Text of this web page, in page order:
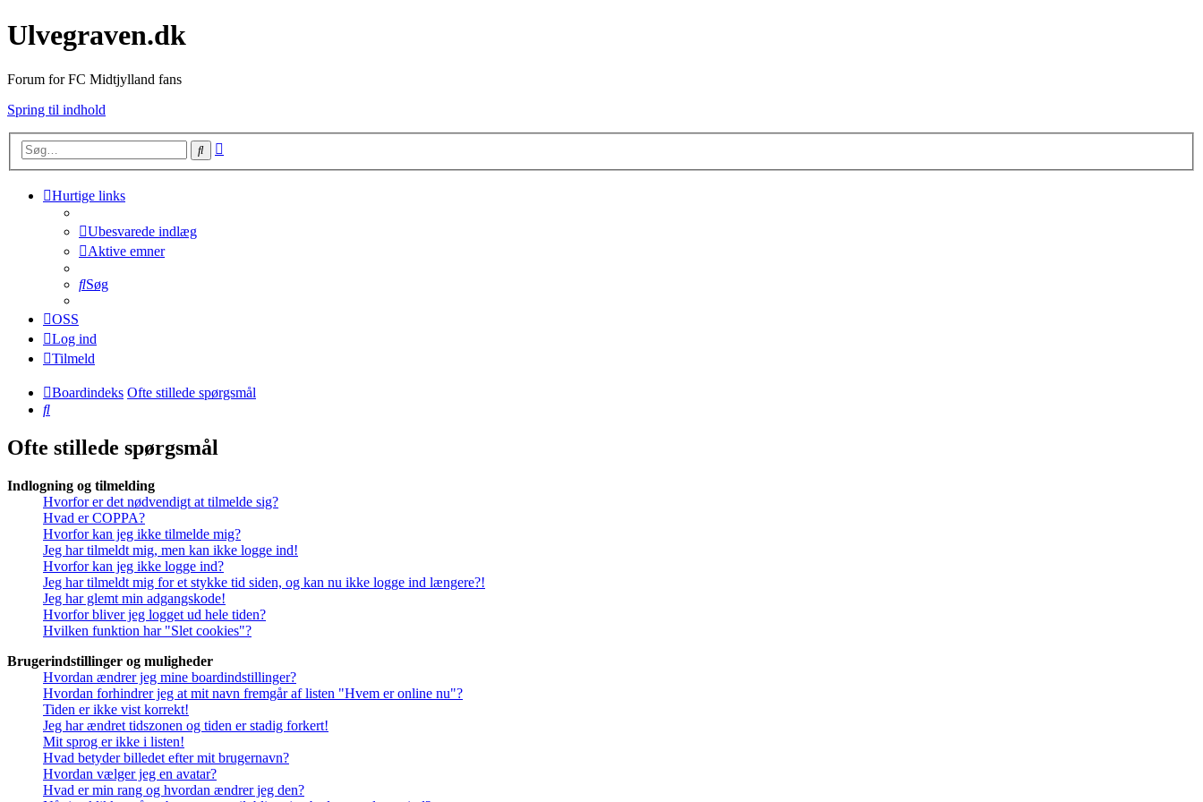
Ulvegraven.dk
Forum for FC Midtjylland fans
Spring til indhold
Søg
Hurtige links
Ubesvarede indlæg
Aktive emner
Søg
OSS
Log ind
Tilmeld
Boardindeks Ofte stillede spørgsmål
Søg
Ofte stillede spørgsmål
Indlogning og tilmelding
Hvorfor er det nødvendigt at tilmelde sig?
Hvad er COPPA?
Hvorfor kan jeg ikke tilmelde mig?
Jeg har tilmeldt mig, men kan ikke logge ind!
Hvorfor kan jeg ikke logge ind?
Jeg har tilmeldt mig for et stykke tid siden, og kan nu ikke logge ind længere?!
Jeg har glemt min adgangskode!
Hvorfor bliver jeg logget ud hele tiden?
Hvilken funktion har "Slet cookies"?
Brugerindstillinger og muligheder
Hvordan ændrer jeg mine boardindstillinger?
Hvordan forhindrer jeg at mit navn fremgår af listen "Hvem er online nu"?
Tiden er ikke vist korrekt!
Jeg har ændret tidszonen og tiden er stadig forkert!
Mit sprog er ikke i listen!
Hvad betyder billedet efter mit brugernavn?
Hvordan vælger jeg en avatar?
Hvad er min rang og hvordan ændrer jeg den?